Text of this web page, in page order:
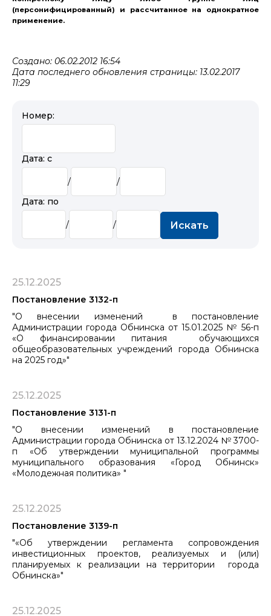
(персонифицированный) и рассчитанное на однократное
применение.
Создано: 06.02.2012 16:54
Дата последнего обновления страницы: 13.02.2017
11:29
Номер:
Дата: с
/
/
Дата: по
/ / Искать
25.12.2025
Постановление 3132-п
"О внесении изменений в постановление
Администрации города Обнинска от 15.01.2025 № 56-п
«О финансировании питания обучающихся
общеобразовательных учреждений города Обнинска
на 2025 год»"
25.12.2025
Постановление 3131-п
"О внесении изменений в постановление
Администрации города Обнинска от 13.12.2024 № 3700-
п «Об утверждении муниципальной программы
муниципального образования «Город Обнинск»
«Молодежная политика» "
25.12.2025
Постановление 3139-п
"«Об утверждении регламента сопровождения
инвестиционных проектов, реализуемых и (или)
планируемых к реализации на территории города
Обнинска»"
25.12.2025